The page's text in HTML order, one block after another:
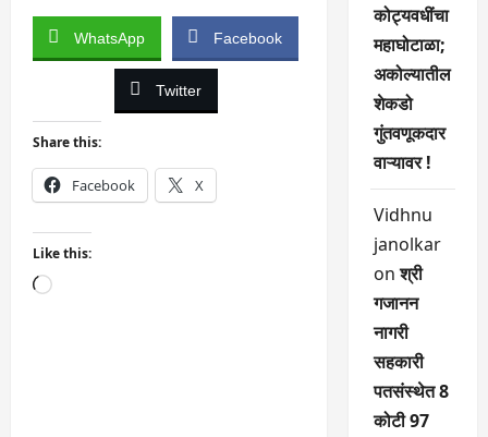
WhatsApp Facebook
Twitter
Share this:
Facebook X
Like this:
Loading…
कोट्यवधींचा
महाघोटाळा;
अकोल्यातील
शेकडो
गुंतवणूकदार
वाऱ्यावर !
Vidhnu
janolkar
onश्री
गजानन
नागरी
सहकारी
पतसंस्थेत 8
कोटी 97